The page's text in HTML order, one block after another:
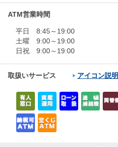
ATM営業時間
平日 8:45～19:00
土曜 9:00～19:00
日祝 9:00～19:00
取扱いサービス アイコン説明